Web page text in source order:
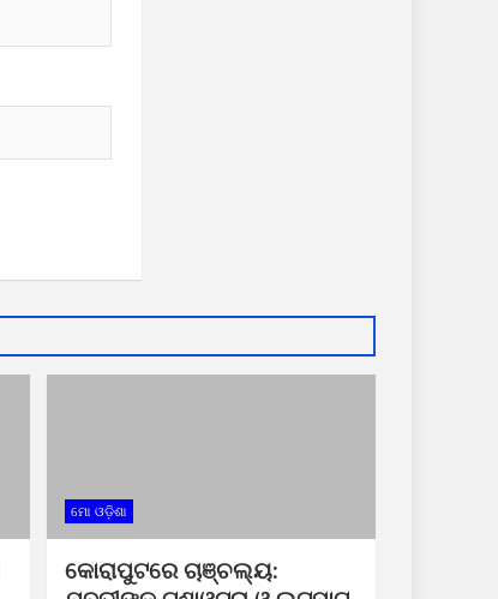
ମୋ ଓଡ଼ିଶା
କୋରାପୁଟରେ ଚାଞ୍ଚଲ୍ୟ: